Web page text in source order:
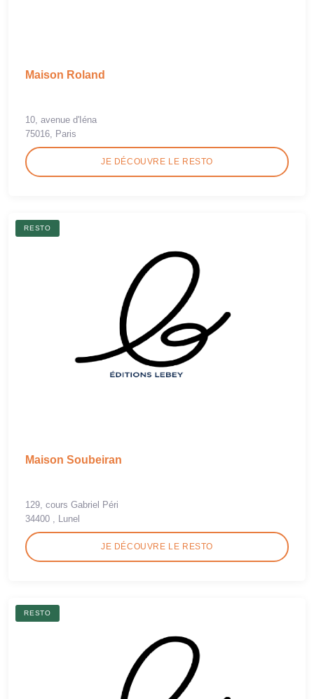
Maison Roland
10, avenue d'Iéna
75016, Paris
JE DÉCOUVRE LE RESTO
RESTO
Maison Soubeiran
129, cours Gabriel Péri
34400 , Lunel
JE DÉCOUVRE LE RESTO
RESTO